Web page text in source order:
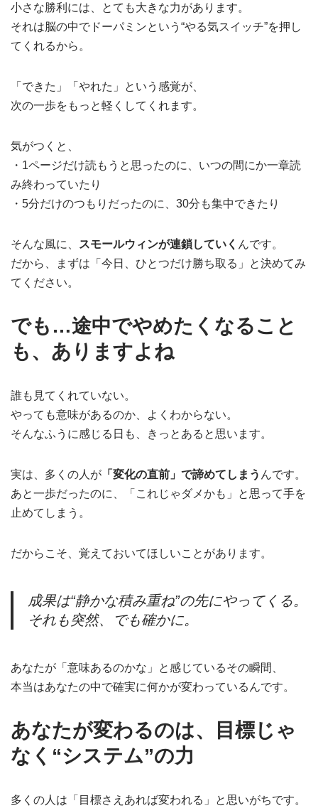
小さな勝利には、とても大きな力があります。
それは脳の中でドーパミンという“やる気スイッチ”を押し
てくれるから。
「できた」「やれた」という感覚が、
次の一歩をもっと軽くしてくれます。
気がつくと、
・1ページだけ読もうと思ったのに、いつの間にか一章読
み終わっていたり
・5分だけのつもりだったのに、30分も集中できたり
そんな風に、 スモールウィンが連鎖していく んです。
だから、まずは「今日、ひとつだけ勝ち取る」と決めてみ
てください。
でも…途中でやめたくなること
も、ありますよね
誰も見てくれていない。
やっても意味があるのか、よくわからない。
そんなふうに感じる日も、きっとあると思います。
実は、多くの人が 「変化の直前」で諦めてしまう んです。
あと一歩だったのに、「これじゃダメかも」と思って手を
止めてしまう。
だからこそ、覚えておいてほしいことがあります。
成果は“静かな積み重ね”の先にやってくる。
それも突然、でも確かに。
あなたが「意味あるのかな」と感じているその瞬間、
本当はあなたの中で確実に何かが変わっているんです。
あなたが変わるのは、目標じゃ
なく“システム”の力
多くの人は「目標さえあれば変われる」と思いがちです。